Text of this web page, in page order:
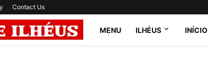
Contact Us
MENU ILHÉUS INÍCIO